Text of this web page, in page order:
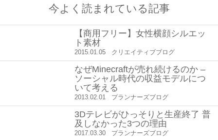
今よく読まれている記事
【商用フリー】女性横顔シルエッ
ト素材
2015.01.05 クリエイティブブログ
なぜMinecraftが売れ続けるのか –
ソーシャル時代の収益モデルにつ
いて考える
2013.02.01 プランナーズブログ
3Dテレビがひっそりと生産終了 普
及しなかった3つの理由
2017.03.30 プランナーズブログ